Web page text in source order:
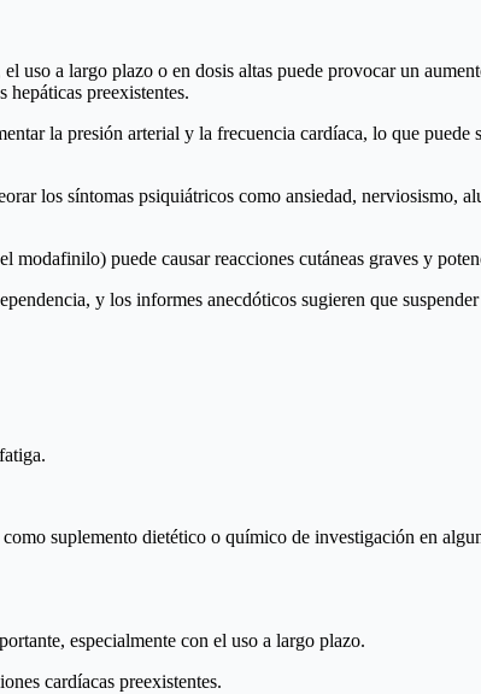
uso a largo plazo o en dosis altas puede provocar un
hepáticas preexistentes.
la presión arterial y la frecuencia cardíaca, lo que puede
los síntomas psiquiátricos como ansiedad, nerviosismo,
modafinilo) puede causar reacciones cutáneas graves y
y los informes anecdóticos sugieren que
suplemento dietético o químico de investigación en
especialmente con el uso a largo plazo.
cardíacas preexistentes.